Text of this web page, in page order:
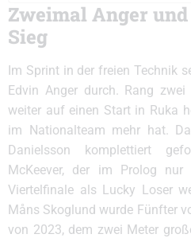
Zweimal Anger
Sieg
Im Sprint in der freien Technik
Edvin Anger durch. Rang
weiter auf einen Start in Ruka
im Nationalteam mehr hat.
Danielsson komplettiert
McKeever, der im Prolog
Viertelfinale als Lucky Loser
Måns Skoglund wurde Fünfter
von 2023, dem zwei Meter